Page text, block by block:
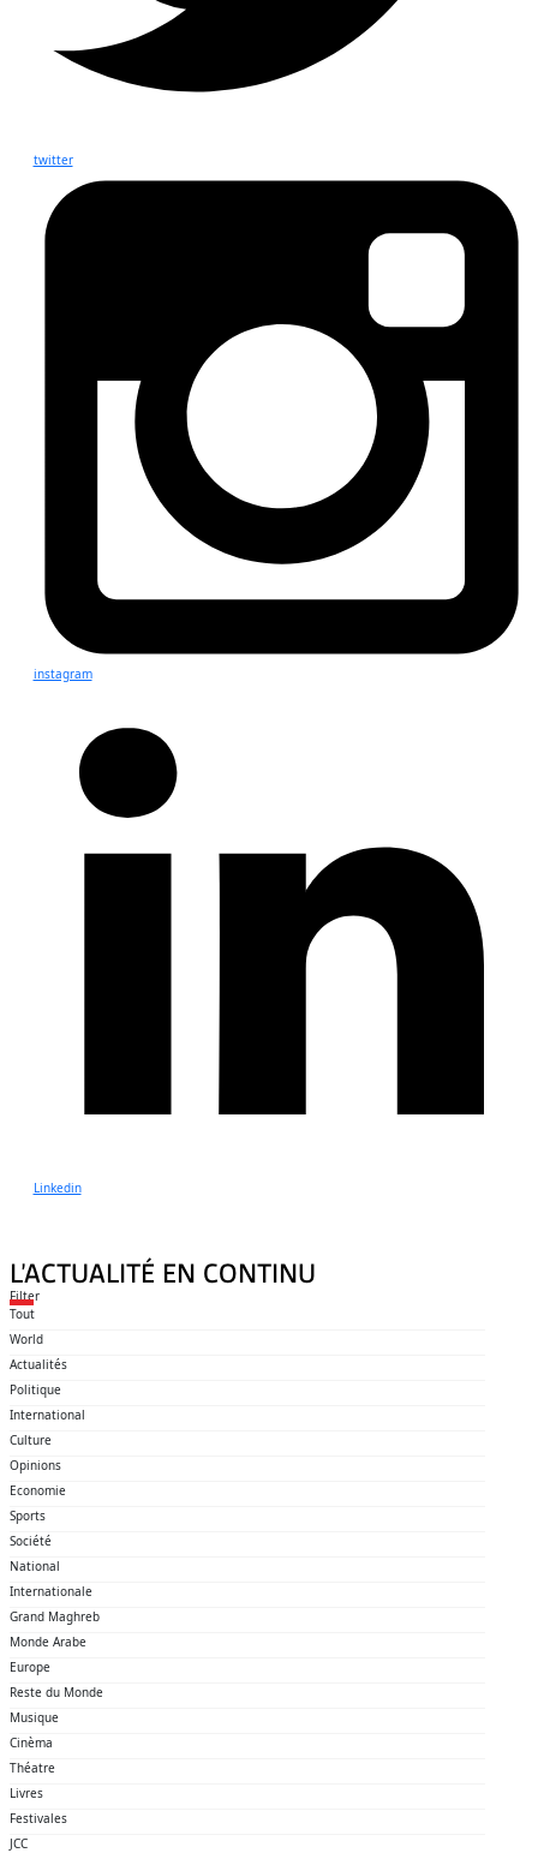
twitter
instagram
Linkedin
L’ACTUALITÉ EN CONTINU
Filter
Tout
World
Actualités
Politique
International
Culture
Opinions
Economie
Sports
Société
National
Internationale
Grand Maghreb
Monde Arabe
Europe
Reste du Monde
Musique
Cinèma
Théatre
Livres
Festivales
JCC